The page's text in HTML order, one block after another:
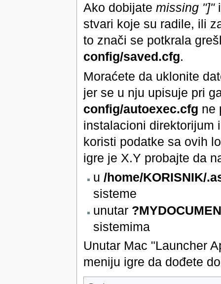
Ako dobijate missing "]"
stvari koje su radile, ili
to znači se potkrala
config/saved.cfg.
Moraćete da uklonite
jer se u nju upisuje pri
config/autoexec.cfg ne
instalacioni direktorijum
koristi podatke sa ovih
igre je X.Y probajte da
u /home/KORISNIK/
sisteme
unutar
sistemima
Unutar Mac "Launcher
meniju igre da dođete